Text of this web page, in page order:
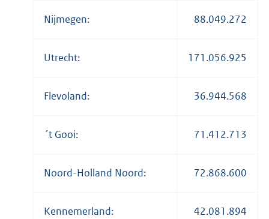
Nijmegen: 88.049.272
Utrecht: 171.056.925
Flevoland: 36.944.568
´t Gooi: 71.412.713
Noord-Holland Noord: 72.868.600
Kennemerland: 42.081.894